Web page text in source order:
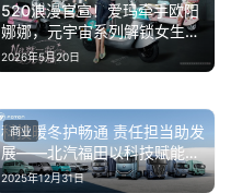
520浪漫官宣！爱玛牵手欧阳
娜娜，元宇宙系列解锁女生高
颜值出行新体验
2026年5月20日
科技暖冬护畅通 责任担当助发
展——北汽福田以科技赋能书
写服务新篇
2025年12月31日
商业